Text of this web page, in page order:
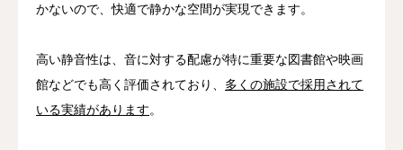
かないので、快適で静かな空間が実現できます。
高い静音性は、音に対する配慮が特に重要な図書館や映画
館などでも高く評価されており、 多くの施設で採用されて
いる実績があります。